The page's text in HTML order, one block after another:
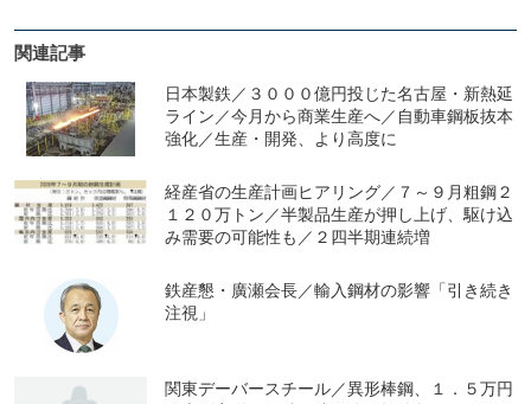
関連記事
日本製鉄／３０００億円投じた名古屋・新熱延
ライン／今月から商業生産へ／自動車鋼板抜本
強化／生産・開発、より高度に
経産省の生産計画ヒアリング／７～９月粗鋼２
１２０万トン／半製品生産が押し上げ、駆け込
み需要の可能性も／２四半期連続増
鉄産懇・廣瀬会長／輸入鋼材の影響「引き続き
注視」
関東デーバースチール／異形棒鋼、１．５万円